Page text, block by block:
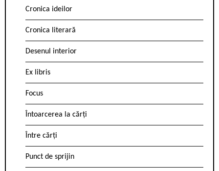
Cronica ideilor
Cronica literară
Desenul interior
Ex libris
Focus
Întoarcerea la cărți
Între cărți
Punct de sprijin